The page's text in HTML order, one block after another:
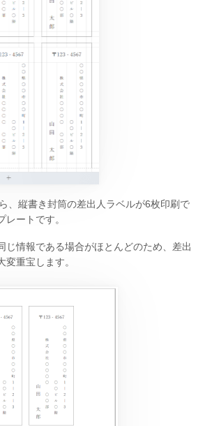
、縦書き封筒の差出人ラベルが6枚印刷で
レートです。
じ情報である場合がほとんどのため、差出
変重宝します。